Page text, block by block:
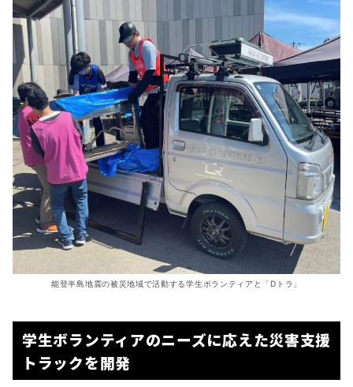
能登半島地震の被災地域で活動する学生ボランティアと「Dトラ」
学生ボランティアのニーズに応えた災害支援
トラックを開発